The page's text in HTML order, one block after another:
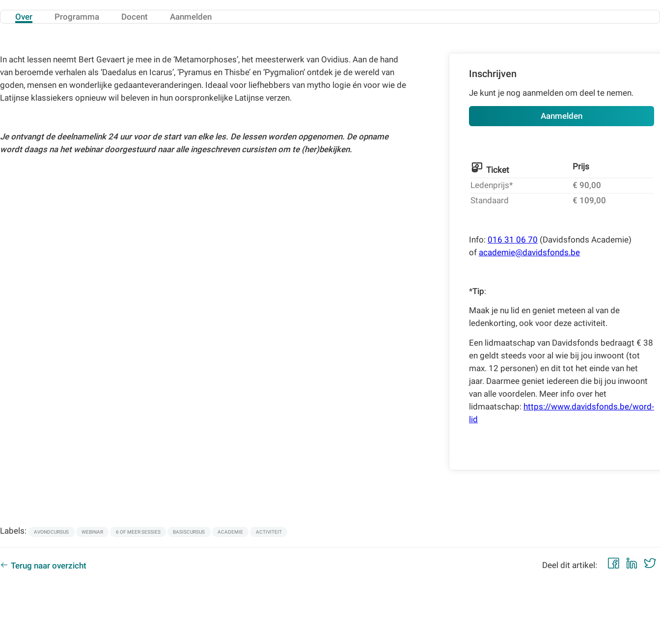
Over Programma Docent Aanmelden
In acht lessen neemt Bert Gevaert je mee in de ‘Metamorphoses’, het meesterwerk van Ovidius. Aan de hand
van beroemde verhalen als ‘Daedalus en Icarus’, ‘Pyramus en Thisbe’ en ‘Pygmalion’ ontdek je de wereld van
goden, mensen en wonderlijke gedaanteveranderingen. Ideaal voor liefhebbers van mytho logie én voor wie de
Latijnse klassiekers opnieuw wil beleven in hun oorspronkelijke Latijnse verzen.
Je ontvangt de deelnamelink 24 uur voor de start van elke les. De lessen worden opgenomen. De opname
wordt daags na het webinar doorgestuurd naar alle ingeschreven cursisten om te (her)bekijken.
Inschrijven
Je kunt je nog aanmelden om deel te nemen.
Aanmelden
Ticket
Prijs
Ledenprijs*
€ 90,00
Standaard
€ 109,00
Info: 016 31 06 70 (Davidsfonds Academie)
of academie@davidsfonds.be
*Tip:
Maak je nu lid en geniet meteen al van de
ledenkorting, ook voor deze activiteit.
Een lidmaatschap van Davidsfonds bedraagt € 38
en geldt steeds voor al wie bij jou inwoont (tot
max. 12 personen) en dit tot het einde van het
jaar. Daarmee geniet iedereen die bij jou inwoont
van alle voordelen. Meer info over het
lidmaatschap: https://www.davidsfonds.be/word-
lid
Labels: AVONDCURSUS WEBINAR 6 OF MEER SESSIES BASISCURSUS ACADEMIE ACTIVITEIT
Terug naar overzicht Deel dit artikel: